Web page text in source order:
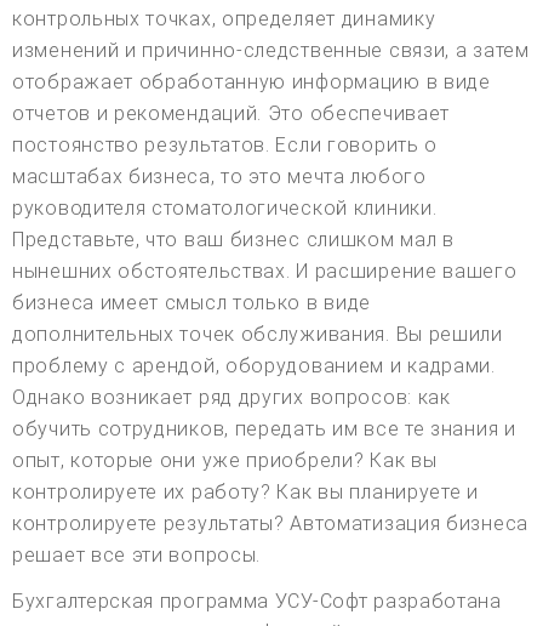
контрольных точках, определяет динамику
изменений и причинно-следственные связи, а затем
отображает обработанную информацию в виде
отчетов и рекомендаций. Это обеспечивает
постоянство результатов. Если говорить о
масштабах бизнеса, то это мечта любого
руководителя стоматологической клиники.
Представьте, что ваш бизнес слишком мал в
нынешних обстоятельствах. И расширение вашего
бизнеса имеет смысл только в виде
дополнительных точек обслуживания. Вы решили
проблему с арендой, оборудованием и кадрами.
Однако возникает ряд других вопросов: как
обучить сотрудников, передать им все те знания и
опыт, которые они уже приобрели? Как вы
контролируете их работу? Как вы планируете и
контролируете результаты? Автоматизация бизнеса
решает все эти вопросы.
Бухгалтерская программа УСУ-Софт разработана